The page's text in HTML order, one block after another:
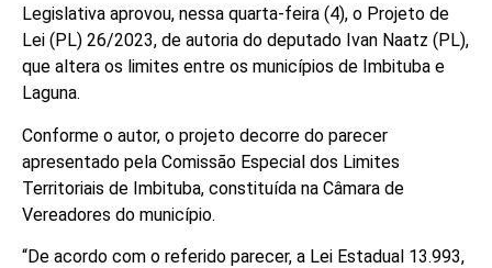
Legislativa aprovou, nessa quarta-feira (4), o Projeto de
Lei (PL) 26/2023, de autoria do deputado Ivan Naatz (PL),
que altera os limites entre os municípios de Imbituba e
Laguna.
Conforme o autor, o projeto decorre do parecer
apresentado pela Comissão Especial dos Limites
Territoriais de Imbituba, constituída na Câmara de
Vereadores do município.
“De acordo com o referido parecer, a Lei Estadual 13.993,